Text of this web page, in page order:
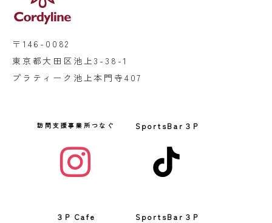
〒146-0082
東京都大田区池上3-38-1
プラティーク池上本門寺407